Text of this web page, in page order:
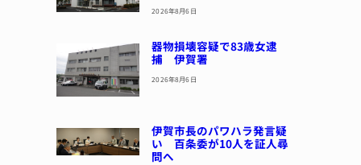
2026年8月6日
器物損壊容疑で83歳女逮
捕 伊賀署
2026年8月6日
伊賀市長のパワハラ発言疑
い 百条委が10人を証人尋
問へ